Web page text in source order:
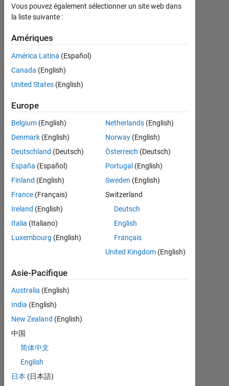
0
Following:
0
Follow
Tableau de bord
Statistiques
MATLAB Answers
CONTRIBUTIONS
0
3
RANG
970
028
Vous pouvez également sélectionner un site web dans
la liste suivante :
Amériques
América Latina (Español)
Canada (English)
United States (English)
Europe
Belgium (English)
Denmark (English)
Deutschland (Deutsch)
España (Español)
Finland (English)
France (Français)
Ireland (English)
Italia (Italiano)
Luxembourg (English)
Netherlands(English)
Norway(English)
Österreich (Deutsch)
Portugal (English)
Sweden (English)
Switzerland
Deutsch
English
Français
United Kingdom(English)
Asie-Pacifique
Australia (English)
India (English)
New Zealand (English)
中国
简体中文
English
日本 (日本語)